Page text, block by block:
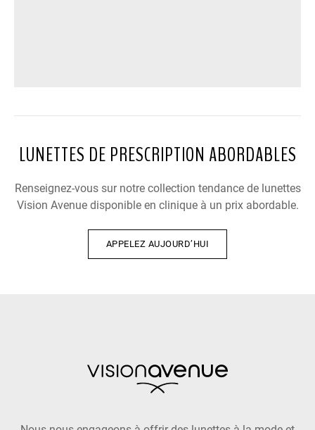
LUNETTES DE PRESCRIPTION ABORDABLES
Renseignez-vous sur notre collection tendance de lunettes
Vision Avenue disponible en clinique à un prix abordable.
APPELEZ AUJOURD’HUI